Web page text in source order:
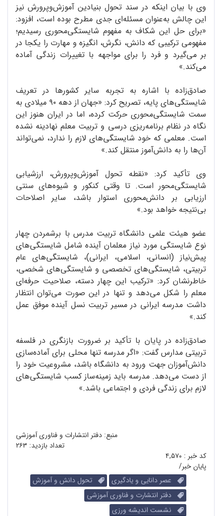
وی با بیان اینکه در سند تحول بنیادین آموزش‌وپرورش نیز
این چالش به‌عنوان مسئله‌ای جدی مطرح بوده است، افزود:
«برای حل این شکاف به مفهوم شایستگی‌محوری رسیدیم؛
مفهومی ترکیبی که دانش، نگرش، انگیزه و مهارت را یکجا در
بر می‌گیرد و فرد را برای مواجهه با تغییرات زندگی آماده
می‌کند.»
صادق‌زاده با اشاره به تجربه سایر کشورها در تعریف
شایستگی‌های پایه، تصریح کرد: «جهان از دهه ۹۰ میلادی به
سمت شایستگی‌محوری حرکت کرده، اما در ایران هنوز این
نگاه در نظام برنامه‌ریزی درسی و تربیت معلم نهادینه نشده
است. معلمی که خود شایستگی‌های لازم را ندارد، نمی‌تواند
آن‌ها را به دانش‌آموز منتقل کند.»
وی تأکید کرد: «نقطه تحول آموزش‌وپرورش، ارزشیابی
شایستگی‌محور است. تا وقتی کنکور و شیوه‌های سنتی
ارزیابی بر دانش‌محوری استوار باشد، سایر اصلاحات
بی‌نتیجه خواهد بود.»
عضو هیئت علمی دانشگاه تربیت مدرس با برشمردن چهار
نوع شایستگی مورد نیاز معلمان آینده شامل شایستگی‌های
پیش‌نیاز (انسانی، اسلامی، ایرانی)، شایستگی‌های عام
تربیتی، شایستگی‌های تخصصی و شایستگی‌های شخصی،
خاطرنشان کرد: «ترکیب این چهار دسته، صلاحیت حرفه‌ای
معلم را شکل می‌دهد و تنها در این صورت می‌توان انتظار
داشت مدرسه ایرانی در مسیر تربیت نسل آینده موفق عمل
کند.»
صادق‌زاده در پایان با تأکید بر ضرورت بازنگری در فلسفه
تربیتی مدارس گفت: «اگر مدرسه تنها محلی برای آماده‌سازی
دانش‌آموزان جهت ورود به دانشگاه باشد، مشروعیت خود را
از دست می‌دهد. مدرسه باید زمینه‌ساز کسب شایستگی‌های
لازم برای زندگی فردی و اجتماعی باشد.»
منبع: دفتر انتشارات و فناوری آموزشی
تعداد بازدید: ۲۶۳
کد خبر : ۴,۵۷۰
پایان خبر/
عصر دانایی و یادگیری
تحول دانش و آموزش
دفتر انتشارت و فناوری آموزشی
نشست اندیشه ورزی